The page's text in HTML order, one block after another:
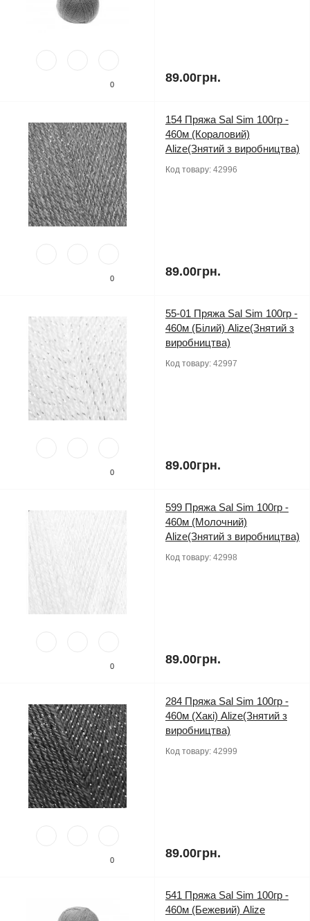
0 89.00грн.
0
154 Пряжа Sal Sim 100гр -
460м (Кораловий)
Alize(Знятий з виробництва)
Код товару: 42996
89.00грн.
0
55-01 Пряжа Sal Sim 100гр -
460м (Білий) Alize(Знятий з
виробництва)
Код товару: 42997
89.00грн.
0
599 Пряжа Sal Sim 100гр -
460м (Молочний)
Alize(Знятий з виробництва)
Код товару: 42998
89.00грн.
0
284 Пряжа Sal Sim 100гр -
460м (Хакі) Alize(Знятий з
виробництва)
Код товару: 42999
89.00грн.
541 Пряжа Sal Sim 100гр -
460м (Бежевий) Alize